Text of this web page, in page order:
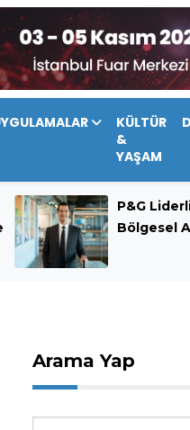
KÜLTÜR
&
YAŞAM
P&G
Bölgesel
Arama Yap